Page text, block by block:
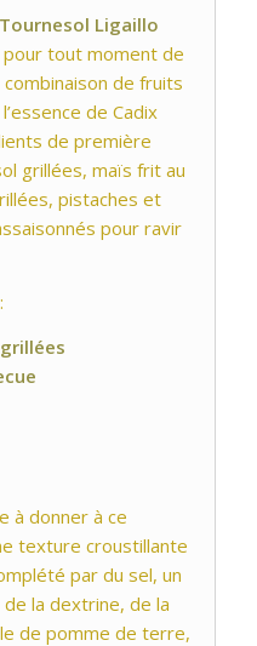
Ligaillo
pour tout moment de
de fruits
de Cadix
de première
grillées, maïs frit au
pistaches et
pour ravir
:
à donner à ce
texture croustillante
par du sel, un
la dextrine, de la
de pomme de terre,